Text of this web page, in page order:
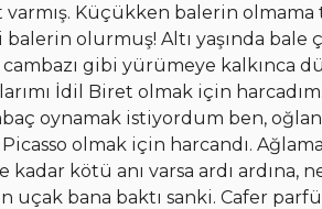
Küçükken balerin olmama
olurmuş! Altı yaşında bale
gibi yürümeye kalkınca
İdil Biret olmak için
oynamak istiyordum ben,
olmak için harcandı.
kötü anı varsa ardı ardına,
uçak bana baktı sanki. Cafer